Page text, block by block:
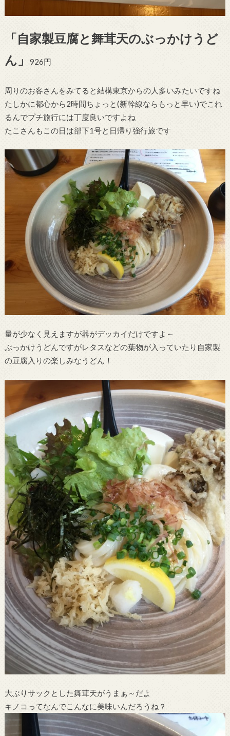
「自家製豆腐と舞茸天のぶっかけうど
ん」
926円
周りのお客さんをみてると結構東京からの人多いみたいですね
たしかに都心から2時間ちょっと(新幹線ならもっと早い)でこれ
るんでプチ旅行には丁度良いですよね
たこさんもこの日は部下1号と日帰り強行旅です
量が少なく見えますが器がデッカイだけですよ～
ぶっかけうどんですがレタスなどの葉物が入っていたり自家製
の豆腐入りの楽しみなうどん！
大ぶりサックとした舞茸天がうまぁ～だよ
キノコってなんでこんなに美味いんだろうね？